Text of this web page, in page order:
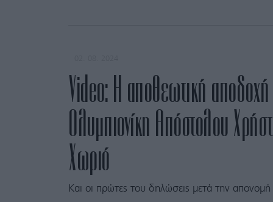
Video: H αποθεωτική
Ολυμπιονίκη Απόστολου
Χωριό
Και οι πρώτες του δηλώσεις μετά την απονομή